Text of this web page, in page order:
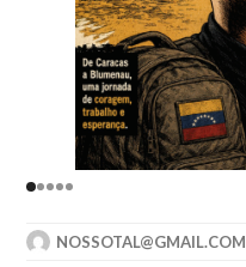
NOSSOTAL@GMAIL.COM